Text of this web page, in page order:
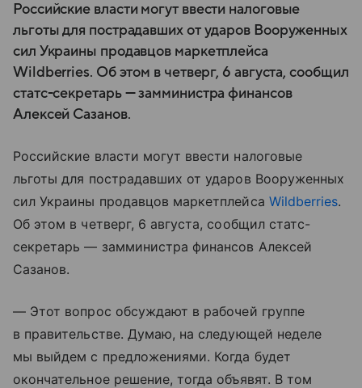
Российские власти могут ввести налоговые
льготы для пострадавших от ударов Вооруженных
сил Украины продавцов маркетплейса
Wildberries. Об этом в четверг, 6 августа, сообщил
статс-секретарь — замминистра финансов
Алексей Сазанов.
Российские власти могут ввести налоговые
льготы для пострадавших от ударов Вооруженных
сил Украины продавцов маркетплейса Wildberries.
Об этом в четверг, 6 августа, сообщил статс-
секретарь — замминистра финансов Алексей
Сазанов.
— Этот вопрос обсуждают в рабочей группе
в правительстве. Думаю, на следующей неделе
мы выйдем с предложениями. Когда будет
окончательное решение, тогда объявят. В том